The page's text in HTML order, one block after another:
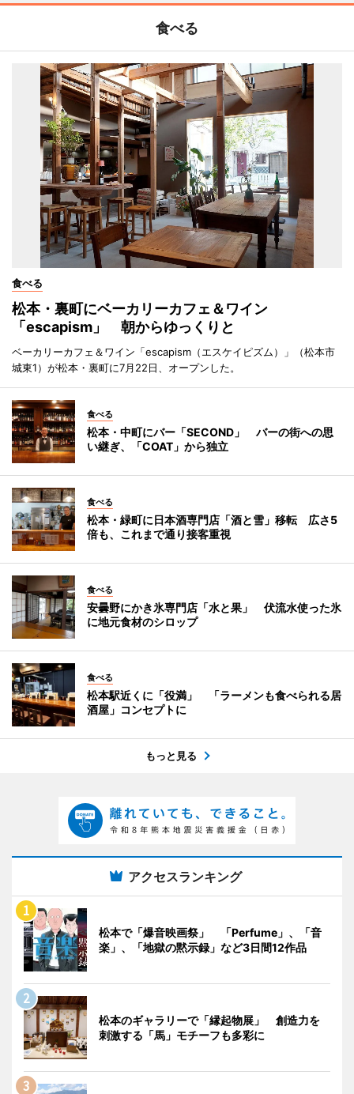
食べる
食べる
松本・裏町にベーカリーカフェ＆ワイン
「escapism」 朝からゆっくりと
ベーカリーカフェ＆ワイン「escapism（エスケイピズム）」（松本市
城東1）が松本・裏町に7月22日、オープンした。
食べる
松本・中町にバー「SECOND」 バーの街への思
い継ぎ、「COAT」から独立
食べる
松本・緑町に日本酒専門店「酒と雪」移転 広さ5
倍も、これまで通り接客重視
食べる
安曇野にかき氷専門店「水と果」 伏流水使った氷
に地元食材のシロップ
食べる
松本駅近くに「役満」 「ラーメンも食べられる居
酒屋」コンセプトに
もっと見る
アクセスランキング
松本で「爆音映画祭」 「Perfume」、「音
楽」、「地獄の黙示録」など3日間12作品
松本のギャラリーで「縁起物展」 創造力を
刺激する「馬」モチーフも多彩に